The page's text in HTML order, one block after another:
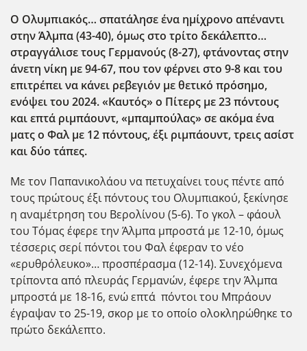
Ο Ολυμπιακός… σπατάλησε ένα ημίχρονο απέναντι
στην Άλμπα (43-40), όμως στο τρίτο δεκάλεπτο…
στραγγάλισε τους Γερμανούς (8-27), φτάνοντας στην
άνετη νίκη με 94-67, που τον φέρνει στο 9-8 και του
επιτρέπει να κάνει ρεβεγιόν με θετικό πρόσημο,
ενόψει του 2024. «Καυτός» ο Πίτερς με 23 πόντους
και επτά ριμπάουντ, «μπαμπούλας» σε ακόμα ένα
ματς ο Φαλ με 12 πόντους, έξι ριμπάουντ, τρεις ασίστ
και δύο τάπες.
Με τον Παπανικολάου να πετυχαίνει τους πέντε από
τους πρώτους έξι πόντους του Ολυμπιακού, ξεκίνησε
η αναμέτρηση του Βερολίνου (5-6). Το γκολ – φάουλ
του Τόμας έφερε την Άλμπα μπροστά με 12-10, όμως
τέσσερις σερί πόντοι του Φαλ έφεραν το νέο
«ερυθρόλευκο»… προσπέρασμα (12-14). Συνεχόμενα
τρίποντα από πλευράς Γερμανών, έφερε την Άλμπα
μπροστά με 18-16, ενώ επτά πόντοι του Μπράουν
έγραψαν το 25-19, σκορ με το οποίο ολοκληρώθηκε το
πρώτο δεκάλεπτο.